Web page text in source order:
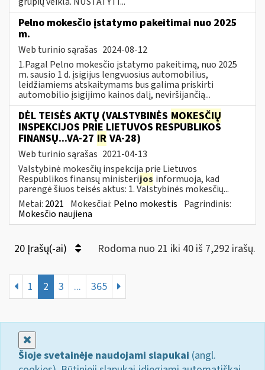
Pelno mokesčio įstatymo pakeitimai nuo 2025
m.
Web turinio sąrašas 2024-08-12
1.Pagal Pelno mokesčio įstatymo pakeitimą, nuo 2025
m. sausio 1 d. įsigijus lengvuosius automobilius,
leidžiamiems atskaitymams bus galima priskirti
automobilio įsigijimo kainos dalį, neviršijančią...
DĖL TEISĖS AKTŲ (VALSTYBINĖS MOKESČIŲ
INSPEKCIJOS PRIE LIETUVOS RESPUBLIKOS
FINANSŲ...VA-27 IR VA-28)
Web turinio sąrašas 2021-04-13
Valstybinė mokesčių inspekcija prie Lietuvos
Respublikos finansų ministerijos informuoja, kad
parengė šiuos teisės aktus: 1. Valstybinės mokesčių...
Metai: 2021 Mokesčiai: Pelno mokestis Pagrindinis:
Mokesčio naujiena
20 Įrašų(-ai) Rodoma nuo 21 iki 40 iš 7,292 irašų.
1 2 3 ... 365
Šioje svetainėje naudojami slapukai (angl.